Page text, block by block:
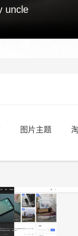
uncle
图片主题